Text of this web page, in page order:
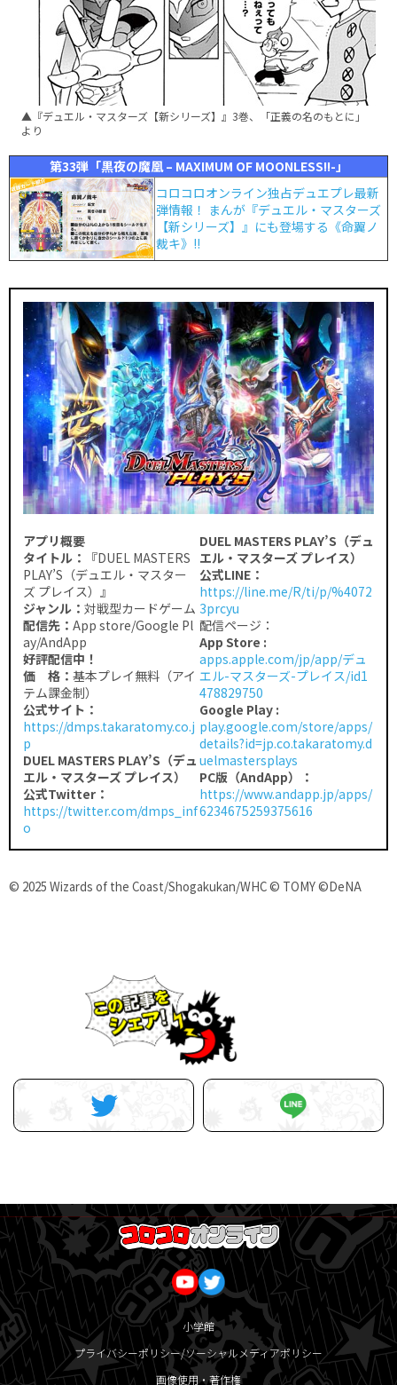
▲『デュエル・マスターズ【新シリーズ】』3巻、「正義の名のもとに」
より
第33弾「黒夜の魔凰 – MAXIMUM OF MOONLESS!!-」
コロコロオンライン独占デュエプレ最新
弾情報！ まんが『デュエル・マスターズ
【新シリーズ】』にも登場する《命翼ノ
裁キ》!!
アプリ概要
タイトル：
『DUEL MASTERS
PLAY’S（デュエル・マスター
ズ プレイス）』
ジャンル： 対戦型カードゲーム
配信先： App store/Google Pl
ay/AndApp
好評配信中！
価 格： 基本プレイ無料（アイ
テム課金制）
公式サイト：
https://dmps.takaratomy.co.j
p
DUEL MASTERS PLAY’S（デュ
エル・マスターズ プレイス）
公式Twitter：
https://twitter.com/dmps_inf
o
DUEL MASTERS PLAY’S（デュ
エル・マスターズ プレイス）
公式LINE：
https://line.me/R/ti/p/%4072
3prcyu
配信ページ：
App Store :
apps.apple.com/jp/app/デュ
エル-マスターズ-プレイス/id1
478829750
Google Play :
play.google.com/store/apps/
details?id=jp.co.takaratomy.d
uelmastersplays
PC版（AndApp）：
https://www.andapp.jp/apps/
6234675259375616
© 2025 Wizards of the Coast/Shogakukan/WHC © TOMY ©DeNA
小学館
プライバシーポリシー/ソーシャルメディアポリシー
画像使用・著作権